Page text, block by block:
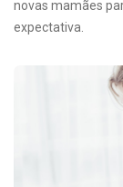
novas mamães
expectativa.